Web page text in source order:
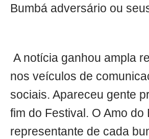
Bumbá adversário ou
A notícia ganhou ampla
nos veículos de
sociais. Apareceu gente
fim do Festival. O Amo do
representante de cada